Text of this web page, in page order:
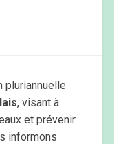
pluriannuelle
, visant à
et prévenir
informons